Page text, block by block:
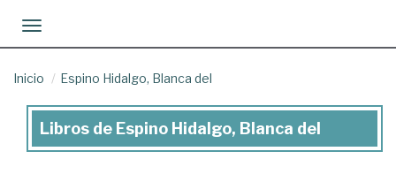
Toggle navigation
Inicio Espino Hidalgo, Blanca del
Libros
Libros de Espino Hidalgo, Blanca del